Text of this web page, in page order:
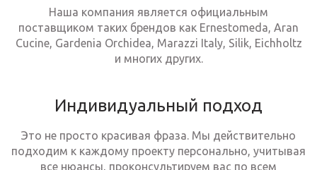
Наша компания является официальным
поставщиком таких брендов как Ernestomeda, Aran
Cucine, Gardenia Orchidea, Marazzi Italy, Silik, Eichholtz
и многих других.
Индивидуальный подход
Это не просто красивая фраза. Мы действительно
подходим к каждому проекту персонально, учитывая
все нюансы, проконсультируем вас по всем